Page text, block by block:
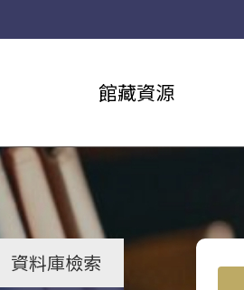
館藏資源
資料庫檢索